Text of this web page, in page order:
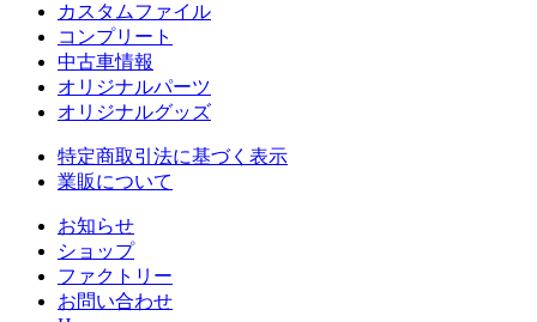
カスタムファイル
コンプリート
中古車情報
オリジナルパーツ
オリジナルグッズ
特定商取引法に基づく表示
業販について
お知らせ
ショップ
ファクトリー
お問い合わせ